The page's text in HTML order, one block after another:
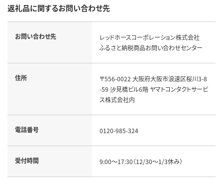
返礼品に関するお問い合わせ先
お問い合わせ先
レッドホースコーポレーション株式会社
ふるさと納税商品お問い合わせセンター
住所
〒556-0022 大阪府大阪市浪速区桜川3-8
-59 汐見橋ビル6階 ヤマトコンタクトサービ
ス株式会社内
電話番号 0120-985-324
受付時間 9:00～17:30（12/30～1/3休み）